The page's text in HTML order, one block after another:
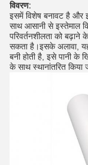
विवरण:
इसमें विशेष बनावट है और
साथ आसानी से इस्तेमाल
परिवर्तनशीलता को
सकता है।इसके अलावा,
बनी होती है, इसे पानी के
के साथ स्थानांतरित किया